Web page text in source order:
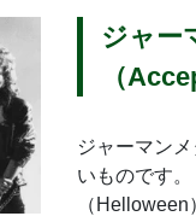
ジャー
（
ジャーマン
いものです
（